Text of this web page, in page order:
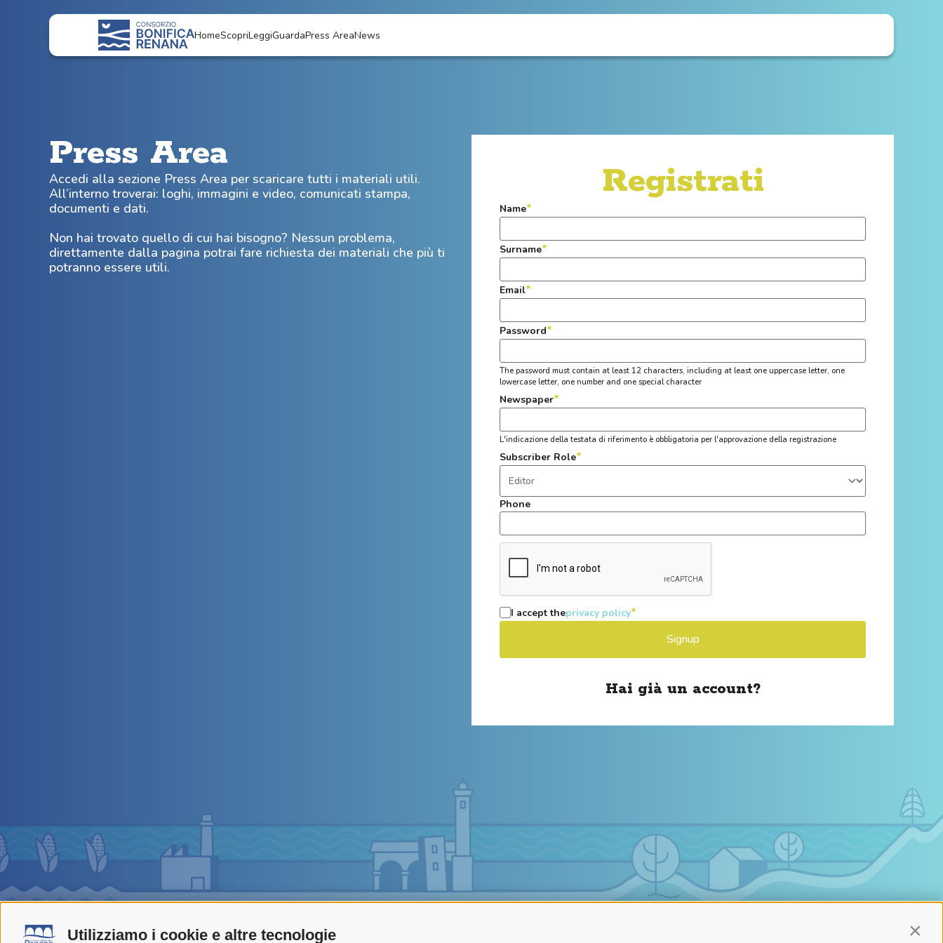
Utilizziamo i cookie e altre tecnologie
HomeScopriLeggiGuardaPress AreaNews
Press Area
Accedi alla sezione Press Area per scaricare tutti i materiali utili.
All’interno troverai: loghi, immagini e video, comunicati stampa,
documenti e dati.
Non hai trovato quello di cui hai bisogno? Nessun problema,
direttamente dalla pagina potrai fare richiesta dei materiali che più ti
potranno essere utili.
Registrati
Name*
Surname*
Email*
Password*
The password must contain at least 12 characters, including at least one uppercase letter, one
lowercase letter, one number and one special character
Newspaper*
L'indicazione della testata di riferimento è obbligatoria per l'approvazione della registrazione
Subscriber Role*
Phone
I accept theprivacy policy*
Signup
Hai già un account?